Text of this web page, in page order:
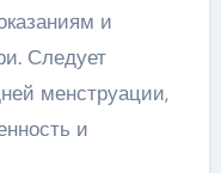
и
Следует
менструации,
и